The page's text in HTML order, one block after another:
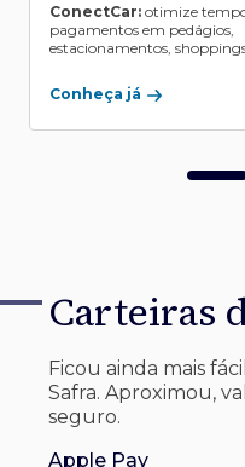
ConectCar: otimize
pagamentos em pedágios,
estacionamentos,
Conheça já
Carteiras
Ficou ainda mais
Safra. Aproximou,
seguro.
Apple Pay